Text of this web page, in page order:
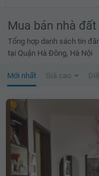
Mua bán nhà
Tổng hợp danh sách tin
tại Quận Hà Đông, Hà Nội
Mới nhất Giá cao